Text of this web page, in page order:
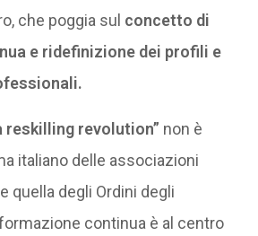
che poggia sul concetto di
e ridefinizione dei profili e
reskilling revolution” non è
italiano delle associazioni
quella degli Ordini degli
continua è al centro